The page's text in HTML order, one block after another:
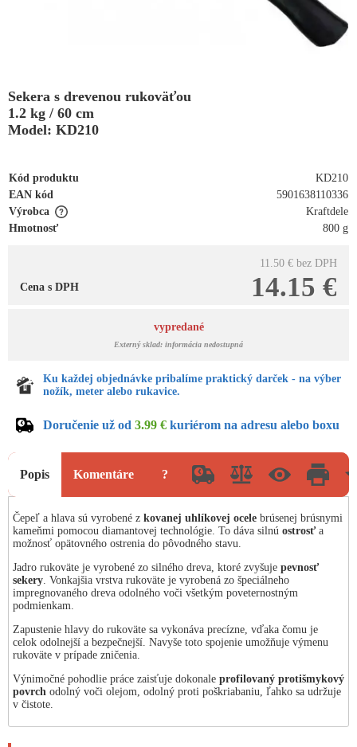
Sekera s drevenou rukoväťou
1.2 kg / 60 cm
Model: KD210
Kód produktu
KD210
EAN kód
5901638110336
Výrobca
Kraftdele
Hmotnosť
800 g
11.50 € bez DPH
14.15 €
Cena s DPH
vypredané
Externý sklad: informácia nedostupná
Ku každej objednávke pribalíme praktický darček - na výber
nožík, meter alebo rukavice.
Doručenie už od 3.99 € kuriérom na adresu alebo boxu
Popis Komentáre ?
Čepeľ a hlava sú vyrobené z kovanej uhlíkovej ocele brúsenej brúsnymi
kameňmi pomocou diamantovej technológie. To dáva silnú ostrosť a
možnosť opätovného ostrenia do pôvodného stavu.
Jadro rukoväte je vyrobené zo silného dreva, ktoré zvyšuje pevnosť
sekery. Vonkajšia vrstva rukoväte je vyrobená zo špeciálneho
impregnovaného dreva odolného voči všetkým poveternostným
podmienkam.
Zapustenie hlavy do rukoväte sa vykonáva precízne, vďaka čomu je
celok odolnejší a bezpečnejší. Navyše toto spojenie umožňuje výmenu
rukoväte v prípade zničenia.
Výnimočné pohodlie práce zaisťuje dokonale profilovaný protišmykový
povrch odolný voči olejom, odolný proti poškriabaniu, ľahko sa udržuje
v čistote.